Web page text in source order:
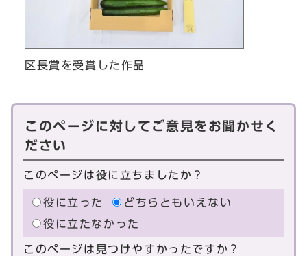
区長賞を受賞した作品
このページに対してご意見をお聞かせく
ださい
このページは役に立ちましたか？
役に立った
どちらともいえない
役に立たなかった
このページは見つけやすかったですか？